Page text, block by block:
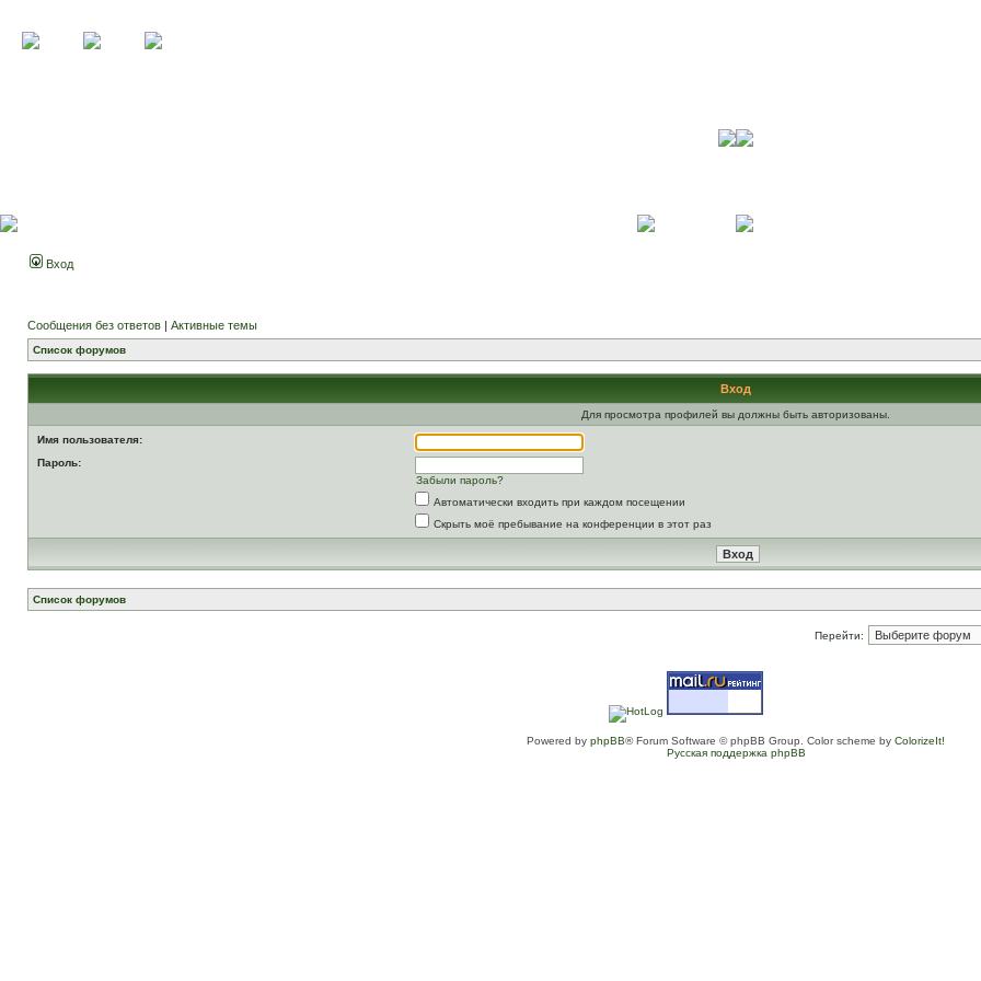
Вход
Сообщения без ответов | Активные темы
Список форумов
Вход
Для просмотра профилей вы должны быть авторизованы.
Имя пользователя:
Пароль:
Забыли пароль?
Автоматически входить при каждом посещении
Скрыть моё пребывание на конференции в этот раз
Список форумов
Перейти:
Powered by phpBB® Forum Software © phpBB Group. Color scheme by ColorizeIt!
Русская поддержка phpBB